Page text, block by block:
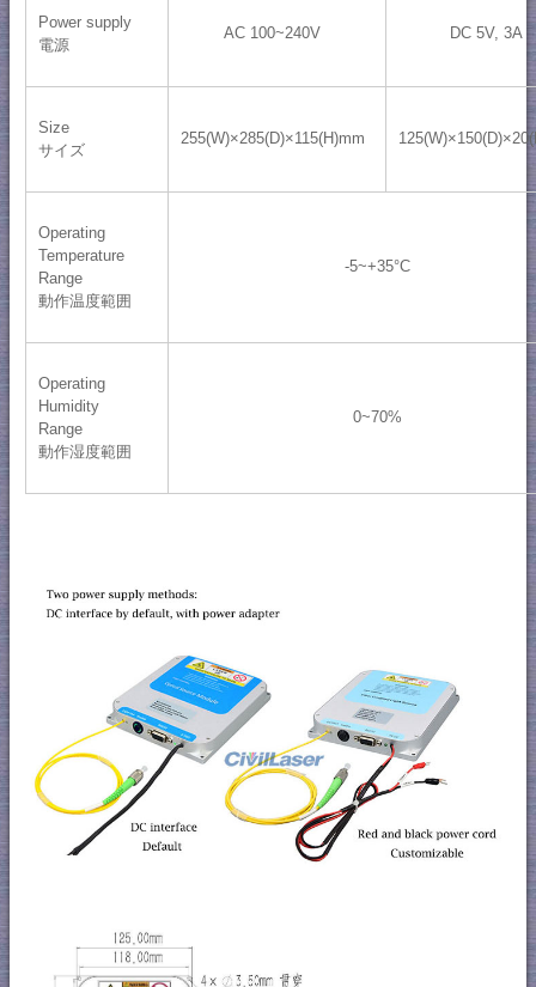
Power supply
電源
AC 100~240V DC 5V, 3A
Size
サイズ
255(W)×285(D)×115(H)mm
Operating
Temperature
Range
動作温度範囲
-5~+35°C
Operating
Humidity
Range
動作湿度範囲
0~70%